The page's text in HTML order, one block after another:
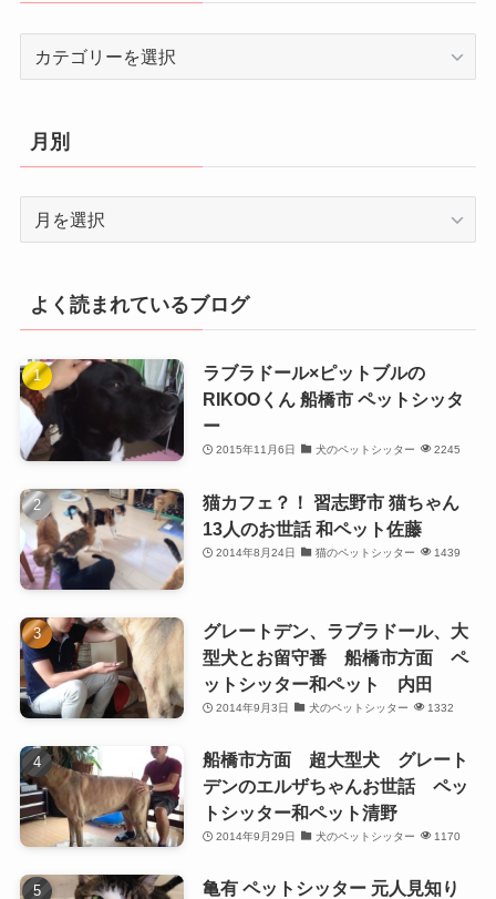
リ
ー
月別
よく読まれているブログ
ラブラドール×ピットブルの
RIKOOくん 船橋市 ペットシッタ
ー
2015年11月6日 犬のペットシッター 2245
猫カフェ？！ 習志野市 猫ちゃん
13人のお世話 和ペット佐藤
2014年8月24日 猫のペットシッター 1439
グレートデン、ラブラドール、大
型犬とお留守番 船橋市方面 ペ
ットシッター和ペット 内田
2014年9月3日 犬のペットシッター 1332
船橋市方面 超大型犬 グレート
デンのエルザちゃんお世話 ペッ
トシッター和ペット清野
2014年9月29日 犬のペットシッター 1170
亀有 ペットシッター 元人見知り